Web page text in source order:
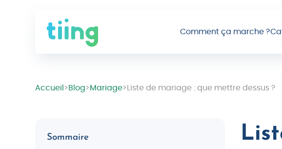
Comment ça marche ?
Accueil > Blog> Mariage> Liste de mariage : que mettre dessus ?
Sommaire